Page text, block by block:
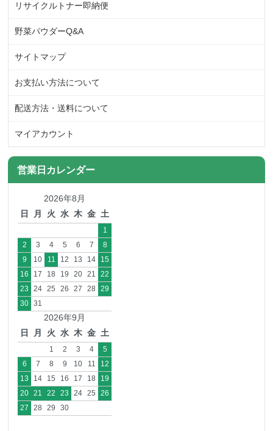
リサイクルトナー即納便
野菜パウダーQ&A
サイトマップ
お支払い方法について
配送方法・送料について
マイアカウント
営業日カレンダー
2026年8月
日
月 火 水 木 金 土
1
2
3 4 5 6 7
8
9
10 11 12 13 14
15
16
17 18 19 20 21
22
23
24 25 26 27 28
29
30
31
2026年9月
日
月 火 水 木 金 土
1 2 3 4
5
6
7 8 9 10 11
12
13
14 15 16 17 18
19
20
21 22 23 24 25
26
27
28 29 30